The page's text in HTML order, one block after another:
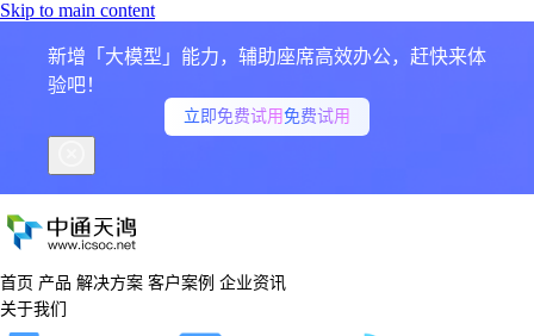
Skip to main content
新增「大模型」能力，辅助座席高效办公，赶快来体
验吧！
立即免费试用免费试用
首页 产品 解决方案 客户案例 企业资讯
关于我们